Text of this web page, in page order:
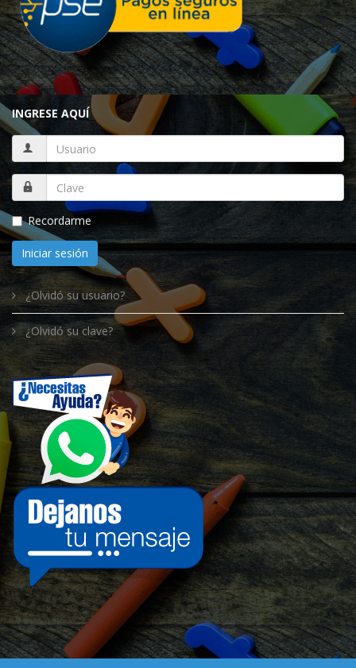
INGRESE AQUÍ
Recordarme
Iniciar sesión
¿Olvidó su usuario?
¿Olvidó su clave?